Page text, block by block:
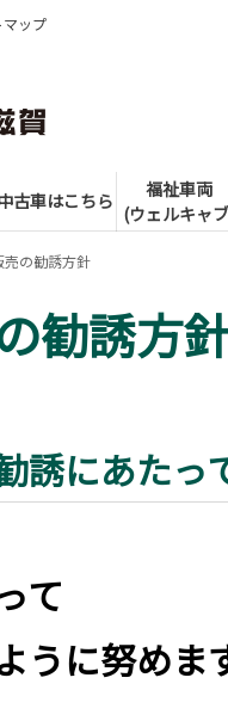
古車はこちら
福祉車両
(ウェルキャ
ップ
売の勧誘方針
勧誘方
誘にあたっ
て
うに努めま